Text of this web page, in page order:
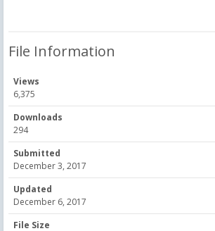
File Information
Views
6,375
Downloads
294
Submitted
December 3, 2017
Updated
December 6, 2017
File Size